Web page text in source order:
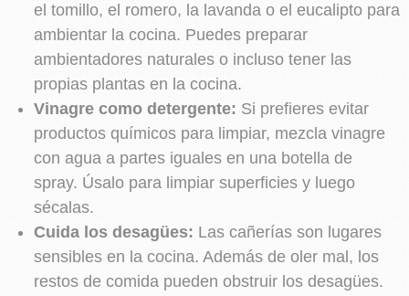
el tomillo, el romero, la lavanda o el eucalipto para
ambientar la cocina. Puedes preparar
ambientadores naturales o incluso tener las
propias plantas en la cocina.
Vinagre como detergente: Si prefieres evitar
productos químicos para limpiar, mezcla vinagre
con agua a partes iguales en una botella de
spray. Úsalo para limpiar superficies y luego
sécalas.
Cuida los desagües: Las cañerías son lugares
sensibles en la cocina. Además de oler mal, los
restos de comida pueden obstruir los desagües.